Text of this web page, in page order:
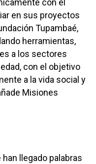
en sus proyectos
Tupambaé,
herramientas,
a los sectores
con el objetivo
a la vida social y
Misiones
llegado palabras